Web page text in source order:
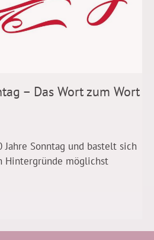
– Das Wort zum Wort
Sonntag und bastelt sich
Hintergründe möglichst